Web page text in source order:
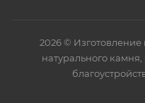
2026 ©
натурального